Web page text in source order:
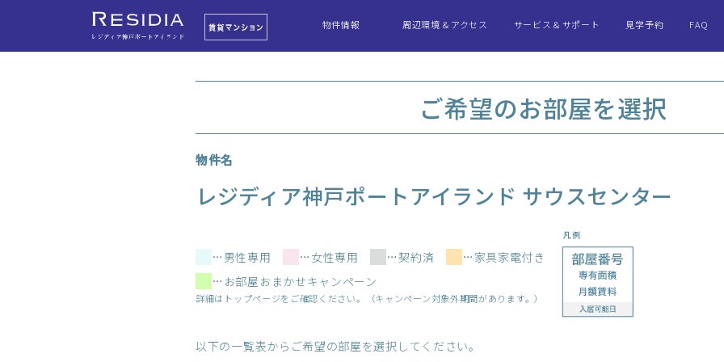
物件情報 周辺環境 & アクセス サービス & サポート 見学予約 FAQ
ご希望のお部屋を選択
物件名
レジディア神戸ポートアイランド サウスセンター
…男性専用 …女性専用 …契約済
…家具家電付き
…お部屋おまかせキャンペーン
詳細はトップページをご確認ください。 （キャンペーン対象外期間があります。）
以下の一覧表からご希望の部屋を選択してください。